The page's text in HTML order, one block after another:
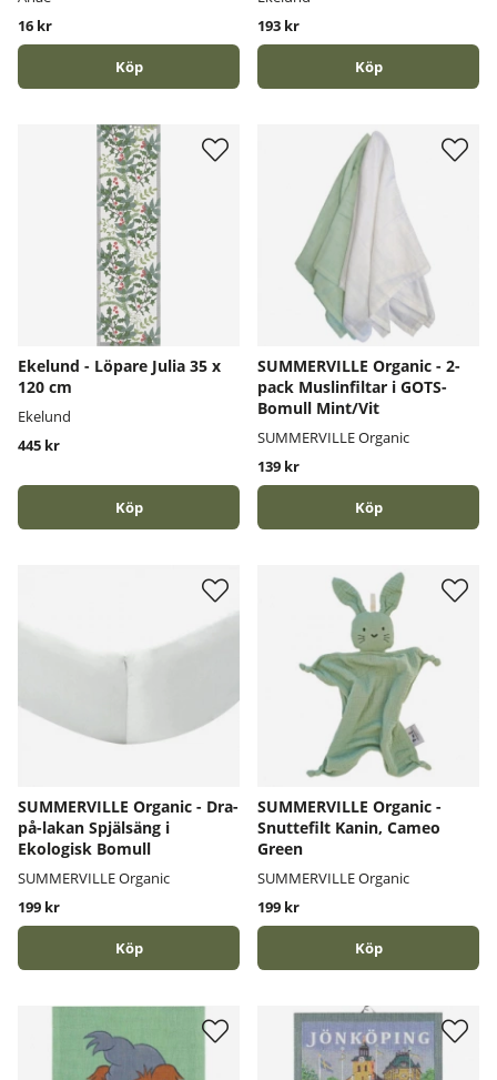
16 kr
Köp
193 kr
Köp
Ekelund - Löpare Julia 35 x
120 cm
Ekelund
445 kr
Köp
SUMMERVILLE Organic - 2-
pack Muslinfiltar i GOTS-
Bomull Mint/Vit
SUMMERVILLE Organic
139 kr
Köp
SUMMERVILLE Organic - Dra-
på-lakan Spjälsäng i
Ekologisk Bomull
SUMMERVILLE Organic
199 kr
Köp
SUMMERVILLE Organic -
Snuttefilt Kanin, Cameo
Green
SUMMERVILLE Organic
199 kr
Köp